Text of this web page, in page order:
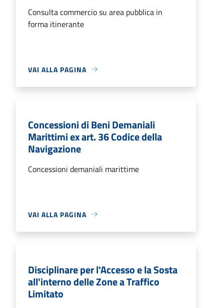
Consulta commercio su area pubblica in
forma itinerante
VAI ALLA PAGINA
Concessioni di Beni Demaniali
Marittimi ex art. 36 Codice della
Navigazione
Concessioni demaniali marittime
VAI ALLA PAGINA
Disciplinare per l'Accesso e la Sosta
all'interno delle Zone a Traffico
Limitato